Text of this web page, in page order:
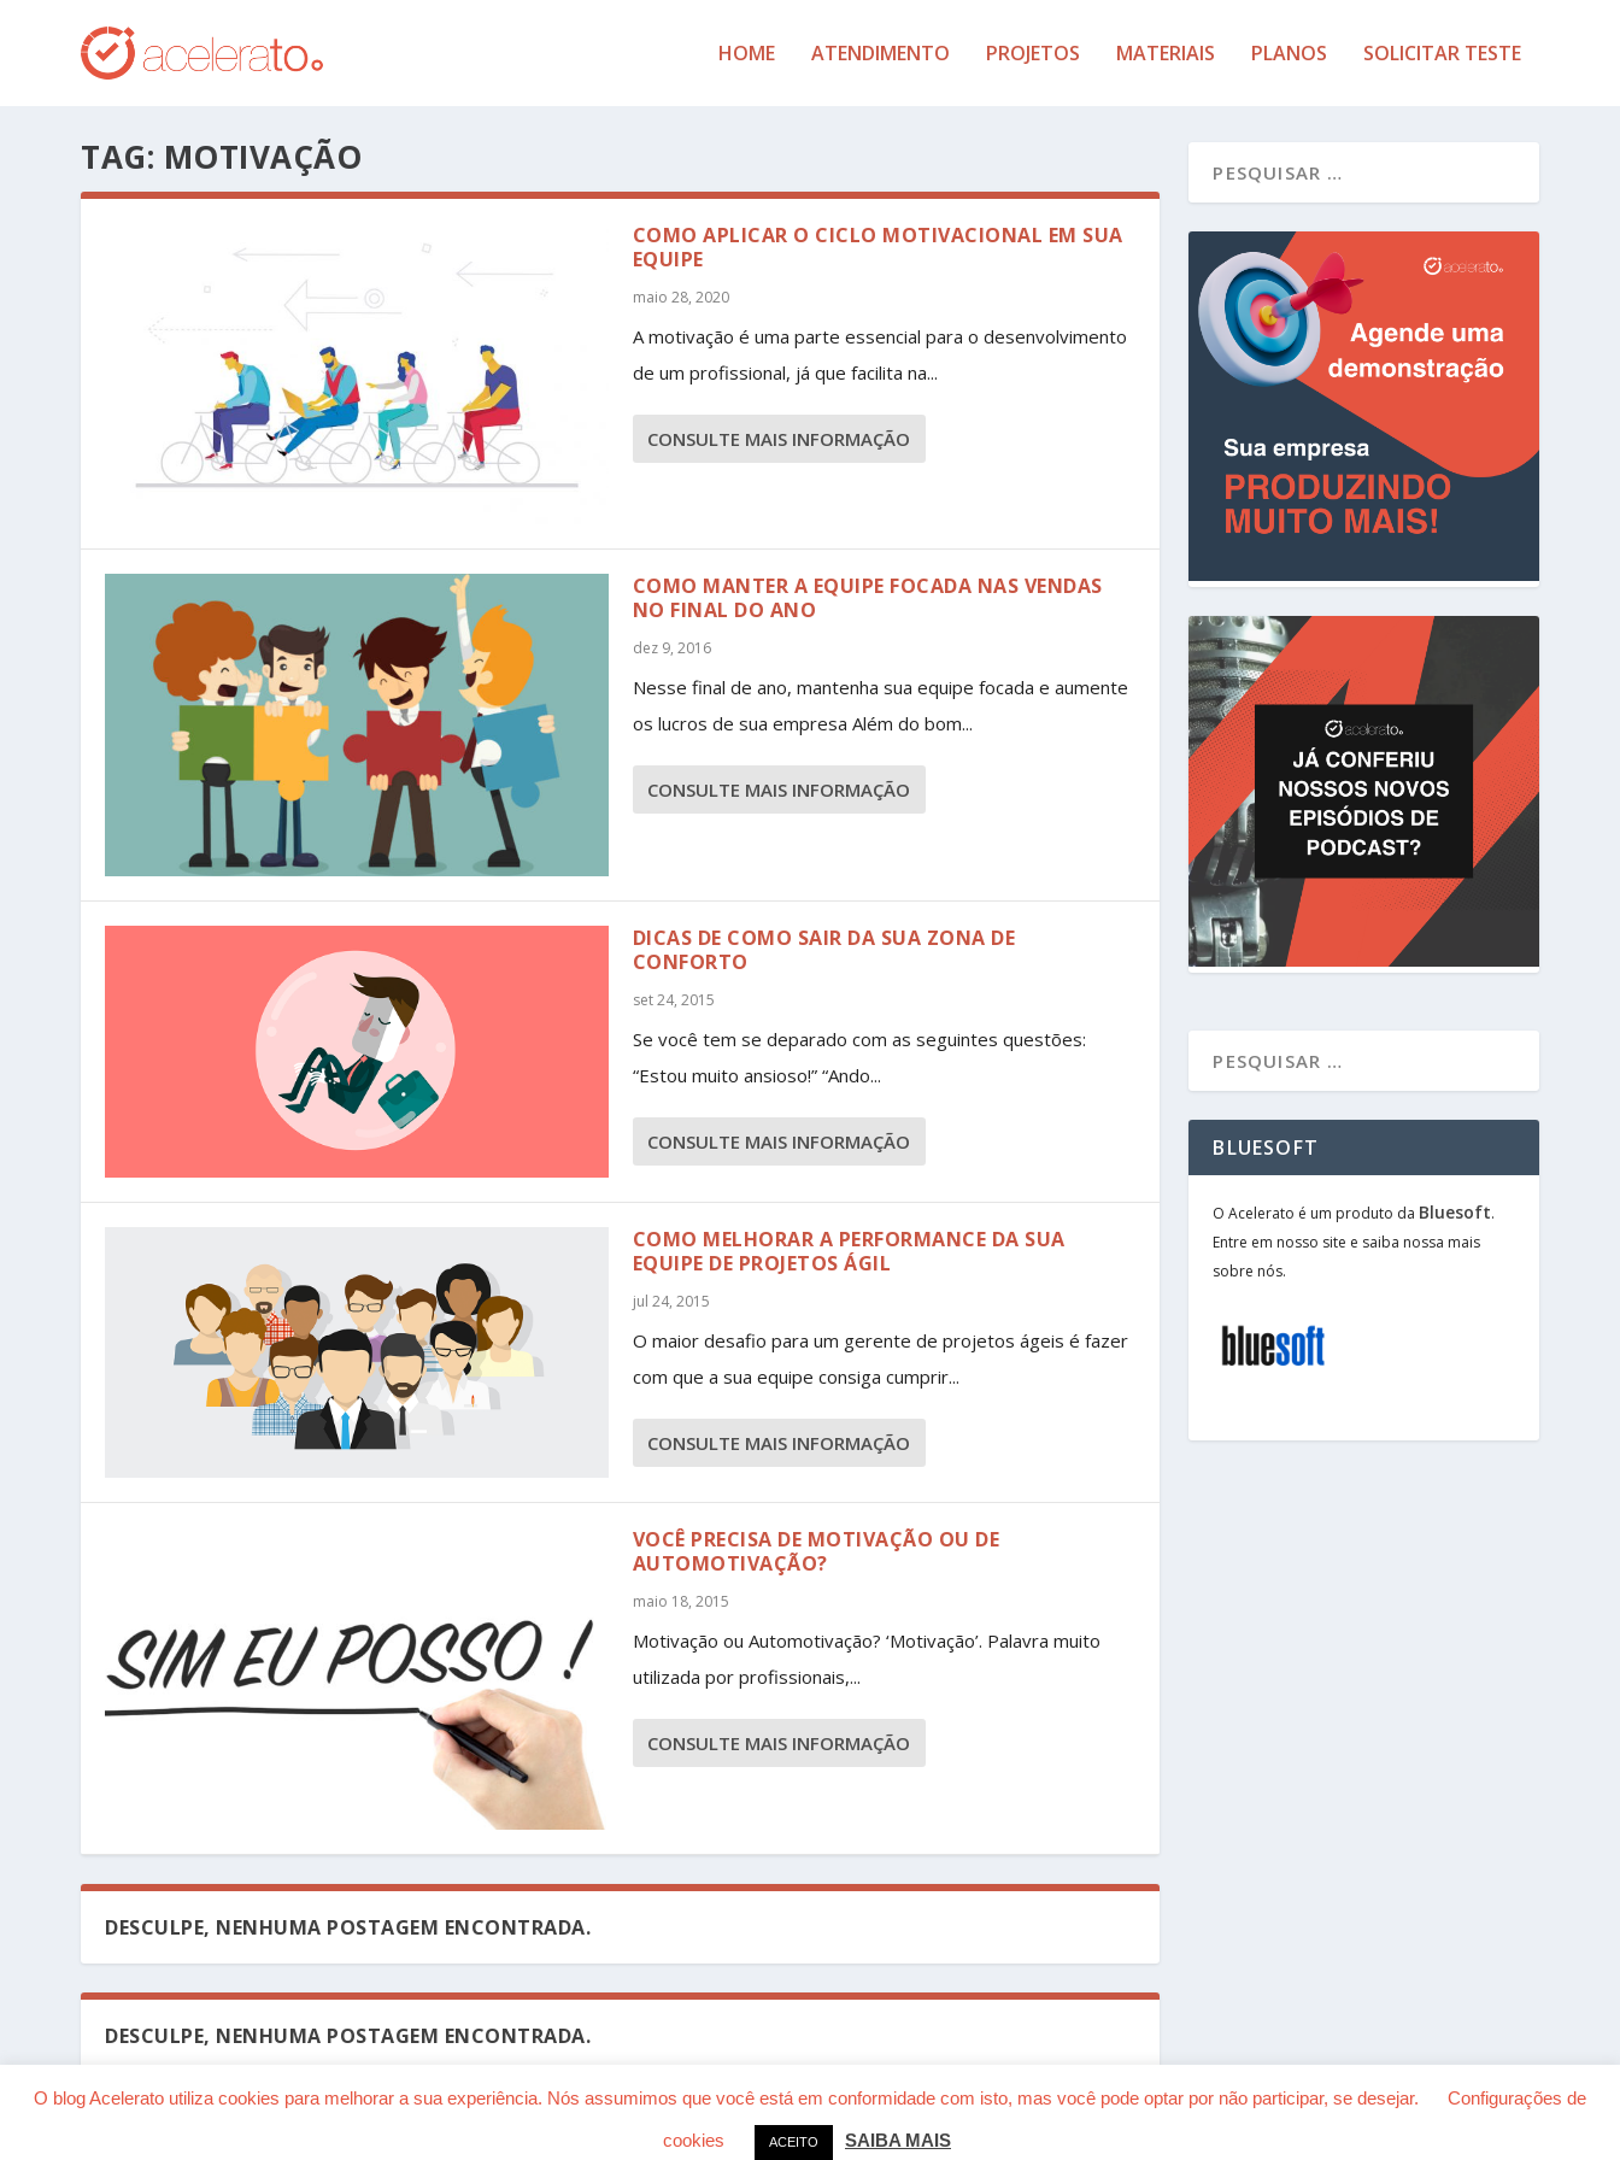
HOME ATENDIMENTO PROJETOS MATERIAIS PLANOS SOLICITAR TESTE
TAG: MOTIVAÇÃO
COMO APLICAR O CICLO MOTIVACIONAL EM SUA
EQUIPE
maio 28, 2020
A motivação é uma parte essencial para o desenvolvimento
de um profissional, já que facilita na...
CONSULTE MAIS INFORMAÇÃO
COMO MANTER A EQUIPE FOCADA NAS VENDAS
NO FINAL DO ANO
dez 9, 2016
Nesse final de ano, mantenha sua equipe focada e aumente
os lucros de sua empresa Além do bom...
CONSULTE MAIS INFORMAÇÃO
DICAS DE COMO SAIR DA SUA ZONA DE
CONFORTO
set 24, 2015
Se você tem se deparado com as seguintes questões:
“Estou muito ansioso!” “Ando...
CONSULTE MAIS INFORMAÇÃO
COMO MELHORAR A PERFORMANCE DA SUA
EQUIPE DE PROJETOS ÁGIL
jul 24, 2015
O maior desafio para um gerente de projetos ágeis é fazer
com que a sua equipe consiga cumprir...
CONSULTE MAIS INFORMAÇÃO
VOCÊ PRECISA DE MOTIVAÇÃO OU DE
AUTOMOTIVAÇÃO?
maio 18, 2015
Motivação ou Automotivação? ‘Motivação’. Palavra muito
utilizada por profissionais,...
CONSULTE MAIS INFORMAÇÃO
DESCULPE, NENHUMA POSTAGEM ENCONTRADA.
DESCULPE, NENHUMA POSTAGEM ENCONTRADA.
BLUESOFT
O Acelerato é um produto da Bluesoft.
Entre em nosso site e saiba nossa mais
sobre nós.
O blog Acelerato utiliza cookies para melhorar a sua experiência. Nós assumimos que você está em conformidade com isto, mas você pode optar por não participar, se desejar. Configurações de
cookies ACEITO SAIBA MAIS